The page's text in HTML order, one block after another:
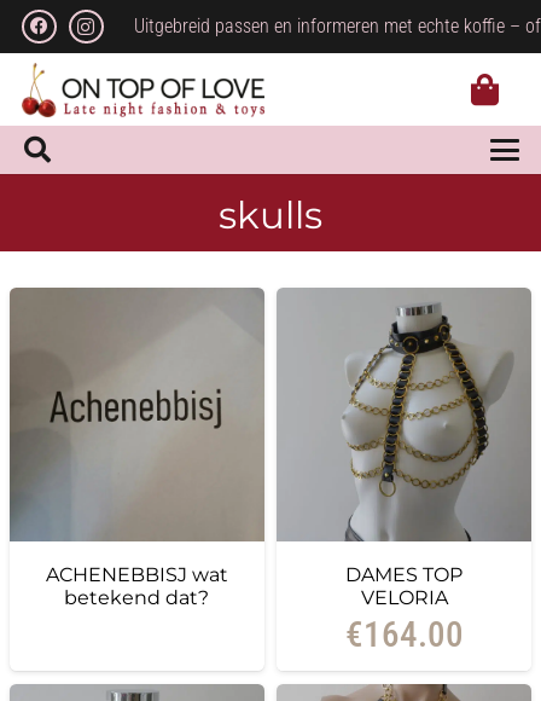
Uitgebreid passen en informeren met echte koffie –
skulls
ACHENEBBISJ wat
betekend dat?
DAMES TOP
VELORIA
€164.00